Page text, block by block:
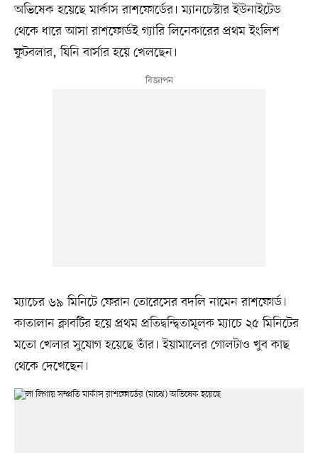
অভিষেক হয়েছে মার্কাস রাশফোর্ডের। ম্যানচেস্টার ইউনাইটেড
থেকে ধারে আসা রাশফোর্ডই গ্যারি লিনেকারের প্রথম ইংলিশ
ফুটবলার, যিনি বার্সার হয়ে খেলছেন।
ম্যাচের ৬৯ মিনিটে ফেরান তোরেসের বদলি নামেন রাশফোর্ড।
কাতালান ক্লাবটির হয়ে প্রথম প্রতিদ্বন্দ্বিতামূলক ম্যাচে ২৫ মিনিটের
মতো খেলার সুযোগ হয়েছে তাঁর। ইয়ামালের গোলটাও খুব কাছ
থেকে দেখেছেন।